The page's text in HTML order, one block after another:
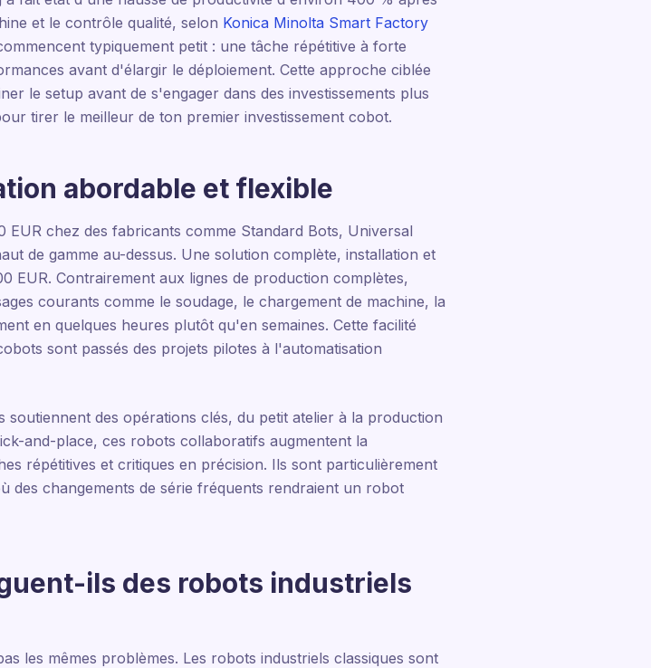
et le contrôle qualité, selon Konica Minolta Smart Factory
typiquement petit : une tâche répétitive à forte
avant d'élargir le déploiement. Cette approche ciblée
le setup avant de s'engager dans des investissements plus
tirer le meilleur de ton premier investissement cobot.
abordable et flexible
chez des fabricants comme Standard Bots, Universal
de gamme au-dessus. Une solution complète, installation et
EUR. Contrairement aux lignes de production complètes,
courants comme le soudage, le chargement de machine, la
en quelques heures plutôt qu'en semaines. Cette facilité
sont passés des projets pilotes à l'automatisation
des opérations clés, du petit atelier à la production
and-place, ces robots collaboratifs augmentent la
répétitives et critiques en précision. Ils sont particulièrement
des changements de série fréquents rendraient un robot
ils des robots industriels
les mêmes problèmes. Les robots industriels classiques sont